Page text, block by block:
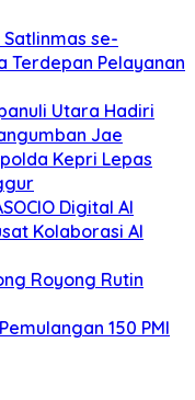
Satlinmas se-
Terdepan Pelayanan
Utara Hadiri
Jae
Kepri Lepas
Digital AI
Kolaborasi AI
Royong Rutin
150 PMI